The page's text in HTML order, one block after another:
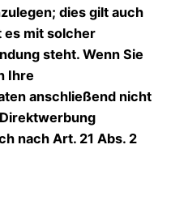
dies gilt auch
es mit solcher
steht. Wenn Sie
Ihre
anschließend nicht
nach Art. 21 Abs. 2